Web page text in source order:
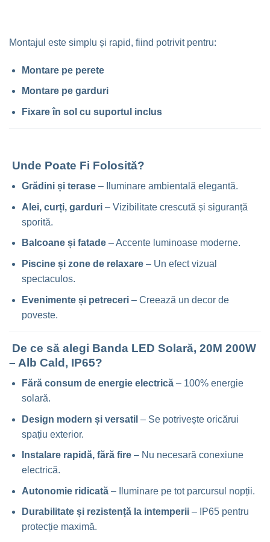
Montajul este simplu și rapid, fiind potrivit pentru:
Montare pe perete
Montare pe garduri
Fixare în sol cu suportul inclus
Unde Poate Fi Folosită?
Grădini și terase– Iluminare ambientală elegantă.
Alei, curți, garduri– Vizibilitate crescută și siguranță
sporită.
Balcoane și fatade– Accente luminoase moderne.
Piscine și zone de relaxare– Un efect vizual
spectaculos.
Evenimente și petreceri– Creează un decor de
poveste.
De ce să alegi Banda LED Solară, 20M 200W
– Alb Cald, IP65?
Fără consum de energie electrică– 100% energie
solară.
Design modern și versatil – Se potrivește oricărui
spațiu exterior.
Instalare rapidă, fără fire– Nu necesară conexiune
electrică.
Autonomie ridicată– Iluminare pe tot parcursul nopții.
Durabilitate și rezistență la intemperii– IP65 pentru
protecție maximă.